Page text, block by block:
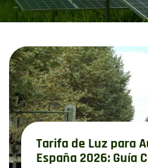
Tarifa de Luz para
España 2026: Guía